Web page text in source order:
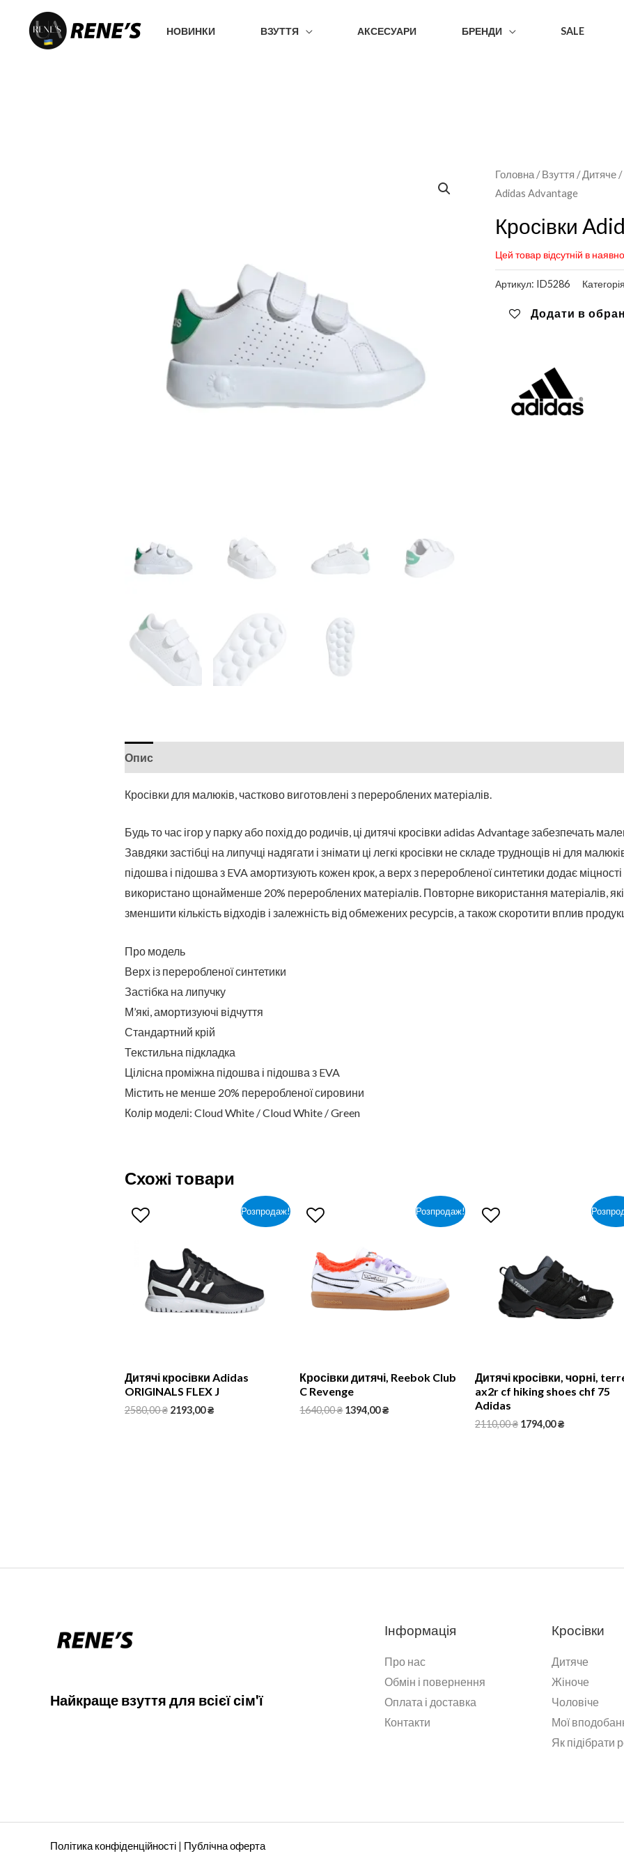
Перейти
НОВИНКИ ВЗУТТЯ АКСЕСУАРИ БРЕНДИ SALE
Головна /Взуття /Дитяче /
Adidas Advantage
Кросівки
Цей товар відсутній в
Артикул: ID5286
Додати в
Опис
Кросівки для малюків, частково виготовлені з перероблених матеріалів.
Будь то час ігор у парку або похід до родичів, ці дитячі кросівки adidas Advantage забезпечать
Завдяки застібці на липучці надягати і знімати ці легкі кросівки не складе труднощів ні для
підошва і підошва з EVA амортизують кожен крок, а верх з переробленої синтетики додає
використано щонайменше 20% перероблених матеріалів. Повторне використання матеріалів,
зменшити кількість відходів і залежність від обмежених ресурсів, а також скоротити вплив
Про модель
Верх із переробленої синтетики
Застібка на липучку
М’які, амортизуючі відчуття
Стандартний крій
Текстильна підкладка
Цілісна проміжна підошва і підошва з EVA
Містить не менше 20% переробленої сировини
Колір моделі: Cloud White / Cloud White / Green
Схожі товари
Розпродаж!
Дитячі кросівки Adidas
ORIGINALS FLEX J
2580,00₴ 2193,00₴
Розпродаж!
Кросівки дитячі, Reebok Club
C Revenge
1640,00₴ 1394,00₴
Дитячі кросівки, чорні,
ax2r cf hiking shoes chf 75
Adidas
2110,00₴ 1794,00₴
Найкраще взуття для всієї сім'ї
Інформація
Про нас
Обмін і повернення
Оплата і доставка
Контакти
Кросівки
Дитяче
Жіноче
Чоловіче
Мої
Як підібрати
Політика конфіденційності | Публічна оферта